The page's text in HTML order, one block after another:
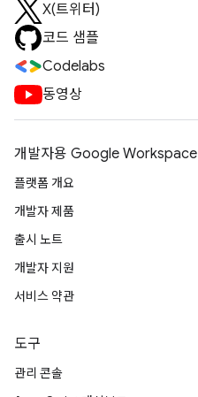
X(트위터)
코드 샘플
Codelabs
동영상
개발자용 Google Workspace
플랫폼 개요
개발자 제품
출시 노트
개발자 지원
서비스 약관
도구
관리 콘솔